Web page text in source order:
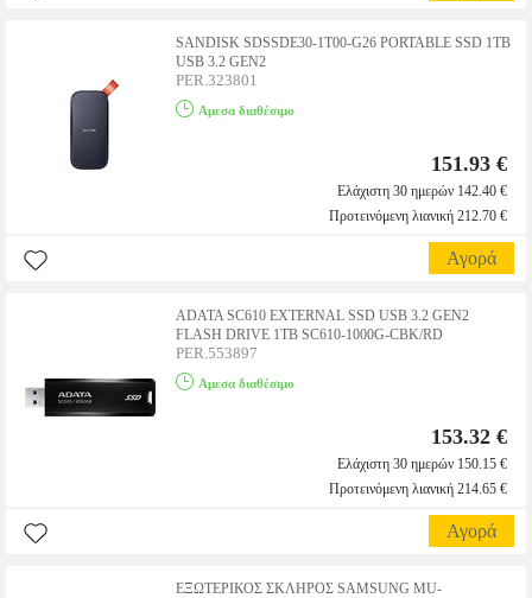
SANDISK SDSSDE30-1T00-G26 PORTABLE SSD 1TB
USB 3.2 GEN2
PER.323801
Αμεσα διαθέσιμο
151.93 €
Ελάχιστη 30 ημερών 142.40 €
Προτεινόμενη λιανική 212.70 €
Αγορά
ADATA SC610 EXTERNAL SSD USB 3.2 GEN2
FLASH DRIVE 1TB SC610-1000G-CBK/RD
PER.553897
Αμεσα διαθέσιμο
153.32 €
Ελάχιστη 30 ημερών 150.15 €
Προτεινόμενη λιανική 214.65 €
Αγορά
ΕΞΩΤΕΡΙΚΟΣ ΣΚΛΗΡΟΣ SAMSUNG MU-